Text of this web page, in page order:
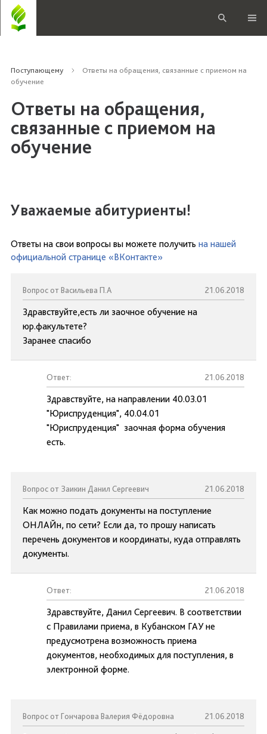
Поступающему
Ответы на обращения, связанные с приемом на
обучение
Ответы на обращения,
связанные с приемом на
обучение
Уважаемые абитуриенты!
Ответы на свои вопросы вы можете получить на нашей
официальной странице «ВКонтакте»
Вопрос от Васильева П.А 21.06.2018
Здравствуйте,есть ли заочное обучение на
юр.факультете?
Заранее спасибо
Ответ: 21.06.2018
Здравствуйте, на направлении 40.03.01
"Юриспруденция", 40.04.01
"Юриспруденция" заочная форма обучения
есть.
Вопрос от Заикин Данил Сергеевич 21.06.2018
Как можно подать документы на поступление
ОНЛАЙн, по сети? Если да, то прошу написать
перечень документов и координаты, куда отправлять
документы.
Ответ: 21.06.2018
Здравствуйте, Данил Сергеевич. В соответствии
с Правилами приема, в Кубанском ГАУ не
предусмотрена возможность приема
документов, необходимых для поступления, в
электронной форме.
Вопрос от Гончарова Валерия Фёдоровна 21.06.2018